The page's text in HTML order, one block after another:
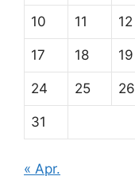
10 11 12
17 18 19
24 25 26
31
« Apr.